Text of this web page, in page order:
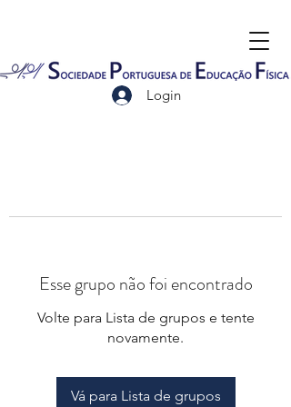
Login
Esse grupo não foi encontrado
Volte para Lista de grupos e tente
novamente.
Vá para Lista de grupos